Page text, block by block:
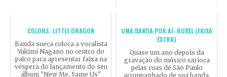
COLORS: LITTLE DRAGON
Banda sueca coloca a vocalista
Yukimi Nagano no centro do
palco para apresentar faixa na
véspera do lançamento do seu
álbum "New Me, Same Us"
UMA BANDA POR AÍ: RUBEL (FAIXA
EXTRA)
Quase um ano depois da
gravação do músico carioca
pelas ruas de São Paulo
acompanhado de sua banda,